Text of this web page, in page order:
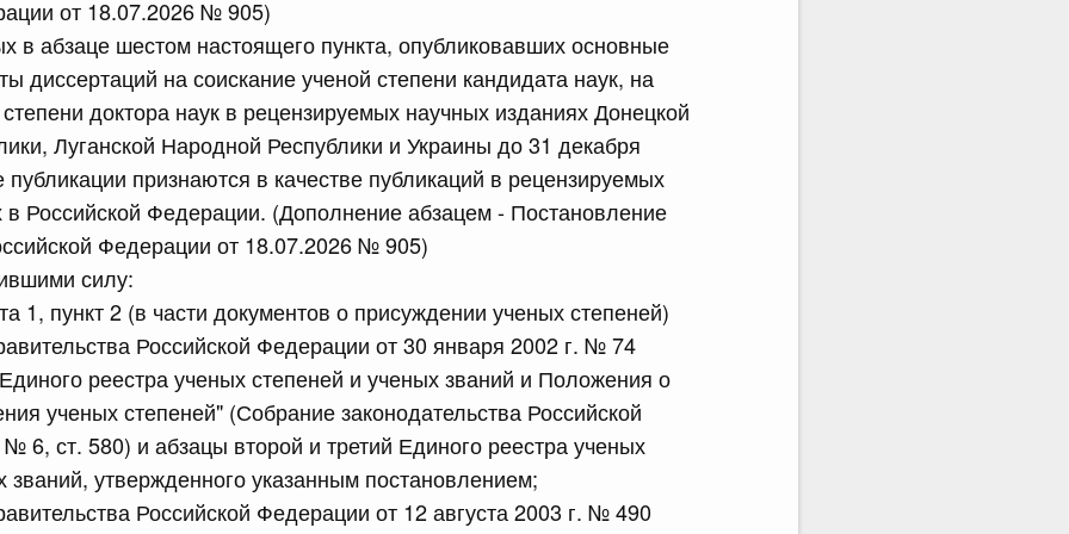
от 18.07.2026 № 905)
в абзаце шестом настоящего пункта, опубликовавших основные
диссертаций на соискание ученой степени кандидата наук, на
доктора наук в рецензируемых научных изданиях Донецкой
Луганской Народной Республики и Украины до 31 декабря
публикации признаются в качестве публикаций в рецензируемых
в Российской Федерации. (Дополнение абзацем - Постановление
Федерации от 18.07.2026 № 905)
силу:
1, пункт 2 (в части документов о присуждении ученых степеней)
Российской Федерации от 30 января 2002 г. № 74
реестра ученых степеней и ученых званий и Положения о
ученых степеней" (Собрание законодательства Российской
6, ст. 580) и абзацы второй и третий Единого реестра ученых
званий, утвержденного указанным постановлением;
Российской Федерации от 12 августа 2003 г. № 490
Федерации от 18.07.2026 г. № 909
Российской Федерации от 17 февраля
Федерации от 18.07.2026 г. № 908
детективом Федеральной службы войск
(территориального органа), предоставившей
деятельности, о заключении договора на
сыскных услуг
Федерации от 18.07.2026 г. № 910
Российской Федерации
1